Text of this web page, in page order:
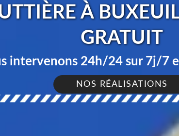
À
GRATUIT
intervenons 24h/24 sur 7j/7
NOS RÉALISATIONS